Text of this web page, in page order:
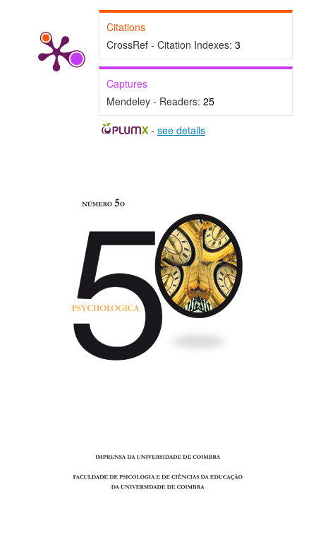
Citations
CrossRef - Citation Indexes: 3
Captures
Mendeley - Readers: 25
- see details